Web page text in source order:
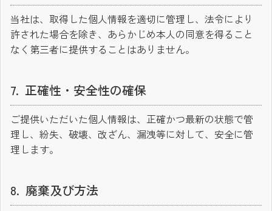
当社は、取得した個人情報を適切に管理し、法令により
許された場合を除き、あらかじめ本人の同意を得ること
なく第三者に提供することはありません。
正確性・安全性の確保
ご提供いただいた個人情報は、正確かつ最新の状態で管
理し、紛失、破壊、改ざん、漏洩等に対して、安全に管
理します。
廃棄及び方法